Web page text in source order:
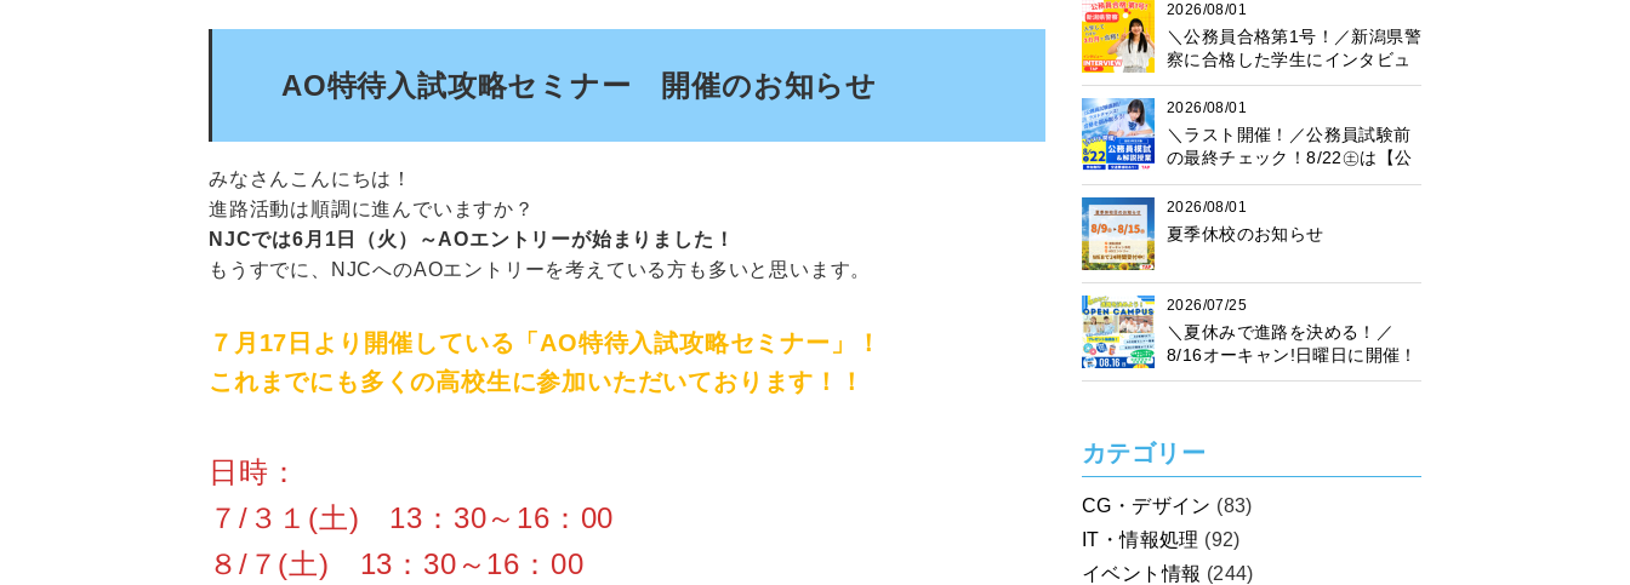
AO特待入試攻略セミナー 開催のお知らせ
みなさんこんにちは！
進路活動は順調に進んでいますか？
NJCでは6月1日（火）～AOエントリーが始まりました！
もうすでに、NJCへのAOエントリーを考えている方も多いと思います。
７月17日より開催している「AO特待入試攻略セミナー」！
これまでにも多くの高校生に参加いただいております！！
日時：
７/３１(土) 13：30～16：00
８/７(土) 13：30～16：00
2026/08/01
＼公務員合格第1号！／新潟県警
察に合格した学生にインタビュ
ー！
2026/08/01
＼ラスト開催！／公務員試験前
の最終チェック！8/22㊏は【公
務員模試】に参加しよう♪
2026/08/01
夏季休校のお知らせ
2026/07/25
＼夏休みで進路を決める！／
8/16オーキャン!日曜日に開催！
プレゼント抽選会も♪楽しく進路
カテゴリー
CG・デザイン (83)
IT・情報処理 (92)
イベント情報 (244)